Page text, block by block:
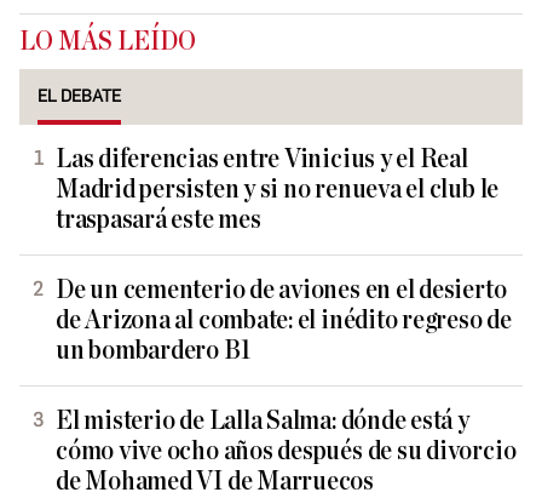
LO MÁS LEÍDO
EL DEBATE
Las diferencias entre Vinicius y el Real
Madrid persisten y si no renueva el club le
traspasará este mes
De un cementerio de aviones en el desierto
de Arizona al combate: el inédito regreso de
un bombardero B1
El misterio de Lalla Salma: dónde está y
cómo vive ocho años después de su divorcio
de Mohamed VI de Marruecos